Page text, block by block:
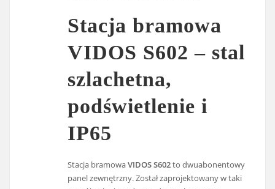
Stacja bramowa
VIDOS S602 – stal
szlachetna,
podświetlenie i
IP65
Stacja bramowaVIDOS S602to dwuabonentowy
panel zewnętrzny. Został zaprojektowany w taki